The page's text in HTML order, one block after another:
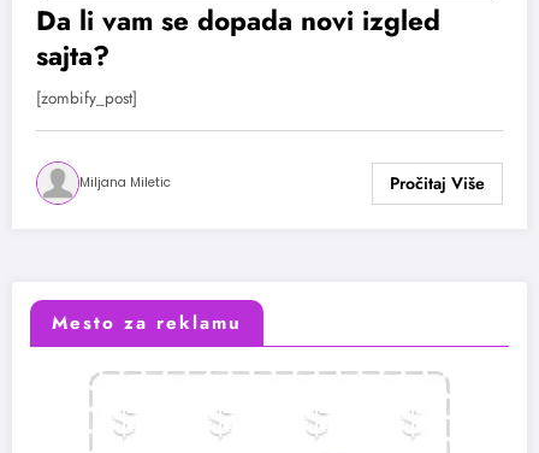
Da li vam se dopada novi izgled
sajta?
[zombify_post]
Miljana Miletic
Mesto za reklamu